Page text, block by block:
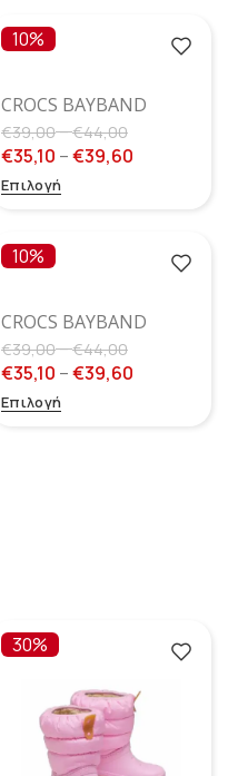
10%
CROCS BAYBAND
SANDAL DREAMSCAPE
€39,00–€44,00
€35,10 –€39,60
Επιλογή
10%
CROCS BAYBAND
SANDAL ELECTRIC
PINK
€39,00–€44,00
€35,10 –€39,60
Επιλογή
30%